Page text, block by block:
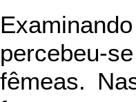
percebeu-
fêmeas.